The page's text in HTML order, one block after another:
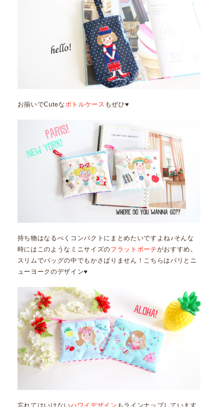
お揃いでCuteな ボトルケース もぜひ♥
持ち物はなるべくコンパクトにまとめたいですよね♪そんな
時にはこのようなミニサイズのフラットポーチがおすすめ。
スリムでバッグの中でもかさばりません！こちらはパリとニ
ューヨークのデザイン♥
忘れてはいけないハワイデザイン もラインナップしています